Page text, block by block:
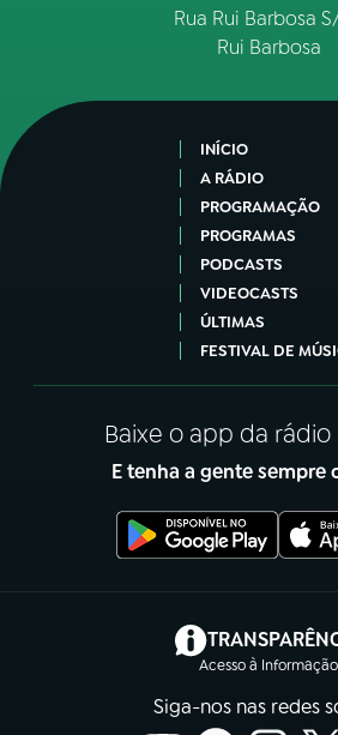
Rua Rui Barbosa
Rui Barbosa
INÍCIO
A RÁDIO
PROGRAMAÇÃO
PROGRAMAS
PODCASTS
VIDEOCASTS
ÚLTIMAS
FESTIVAL DE
Baixe o app da
E tenha a gente sempre
Acesso à Informação
(abre
Siga-nos nas redes